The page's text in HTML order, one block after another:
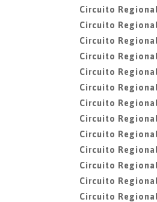
Circuito Regional
Circuito Regional
Circuito Regional
Circuito Regional
Circuito Regional
Circuito Regional
Circuito Regional
Circuito Regional
Circuito Regional
Circuito Regional
Circuito
Circuito
Circuito Regional